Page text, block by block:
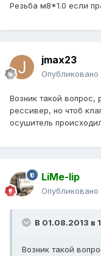
Резьба м8*1.0 если
jmax23
Опубликовано
Возник такой вопрос,
рессивер, но чтоб
осушитель
LiMe-lip
Опубликовано
В 01.08.2013 в
Возник такой